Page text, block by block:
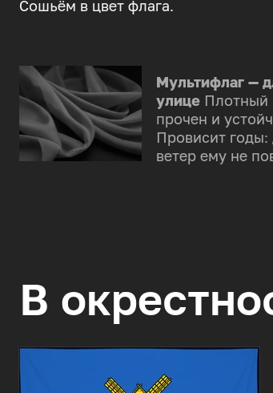
Сошьём в цвет флага.
Мультифлаг —
улицеПлотный
прочен и
Провисит
ветер ему не
В